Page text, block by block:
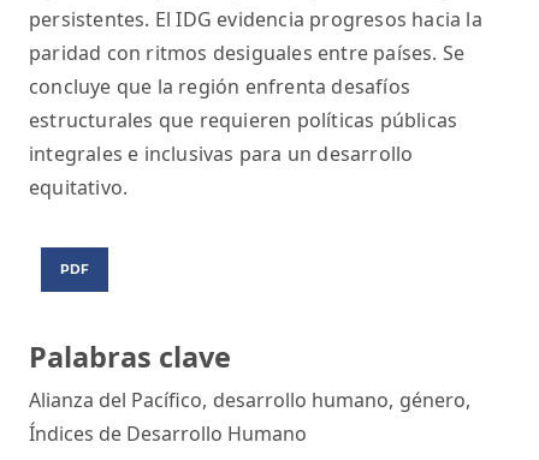
Palabras clave
Alianza del Pacífico, desarrollo humano, género,
Índices de Desarrollo Humano
persistentes. El IDG evidencia progresos hacia la
paridad con ritmos desiguales entre países. Se
concluye que la región enfrenta desafíos
estructurales que requieren políticas públicas
integrales e inclusivas para un desarrollo
equitativo.
PDF